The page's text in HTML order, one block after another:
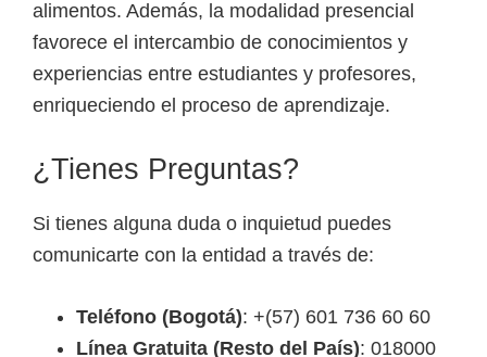
alimentos. Además, la modalidad presencial
favorece el intercambio de conocimientos y
experiencias entre estudiantes y profesores,
enriqueciendo el proceso de aprendizaje.
¿Tienes Preguntas?
Si tienes alguna duda o inquietud puedes
comunicarte con la entidad a través de:
Teléfono (Bogotá): +(57) 601 736 60 60
Línea Gratuita (Resto del País): 018000